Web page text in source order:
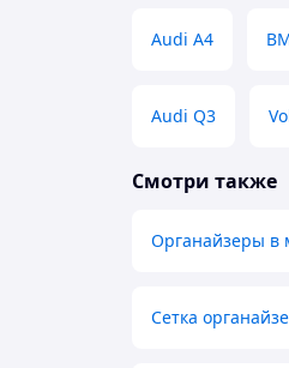
Audi A4
Audi Q3
Смотри также
Органайзеры в
Сетка